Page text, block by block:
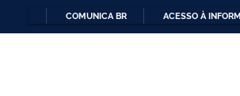
COMUNICA BR ACESSO À